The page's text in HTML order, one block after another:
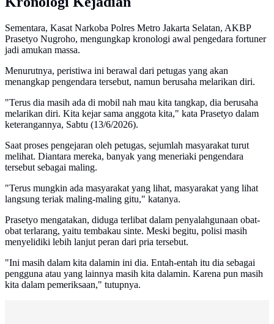
Sementara, Kasat Narkoba Polres Metro Jakarta Selatan, AKBP
Prasetyo Nugroho, mengungkap kronologi awal pengedara fortuner
jadi amukan massa.
Menurutnya, peristiwa ini berawal dari petugas yang akan
menangkap pengendara tersebut, namun berusaha melarikan diri.
"Terus dia masih ada di mobil nah mau kita tangkap, dia berusaha
melarikan diri. Kita kejar sama anggota kita," kata Prasetyo dalam
keterangannya, Sabtu (13/6/2026).
Saat proses pengejaran oleh petugas, sejumlah masyarakat turut
melihat. Diantara mereka, banyak yang meneriaki pengendara
tersebut sebagai maling.
"Terus mungkin ada masyarakat yang lihat, masyarakat yang lihat
langsung teriak maling-maling gitu," katanya.
Prasetyo mengatakan, diduga terlibat dalam penyalahgunaan obat-
obat terlarang, yaitu tembakau sinte. Meski begitu, polisi masih
menyelidiki lebih lanjut peran dari pria tersebut.
"Ini masih dalam kita dalamin ini dia. Entah-entah itu dia sebagai
pengguna atau yang lainnya masih kita dalamin. Karena pun masih
kita dalam pemeriksaan," tutupnya.